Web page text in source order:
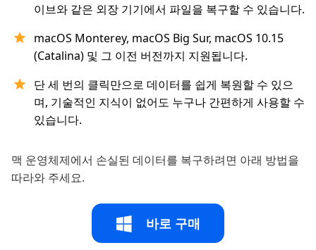
이브와 같은 외장 기기에서 파일을 복구할 수 있습니다.
macOS Monterey, macOS Big Sur, macOS 10.15
(Catalina) 및 그 이전 버전까지 지원됩니다.
단 세 번의 클릭만으로 데이터를 쉽게 복원할 수 있으
며, 기술적인 지식이 없어도 누구나 간편하게 사용할 수
있습니다.
맥 운영체제에서 손실된 데이터를 복구하려면 아래 방법을
따라와 주세요.
바로 구매